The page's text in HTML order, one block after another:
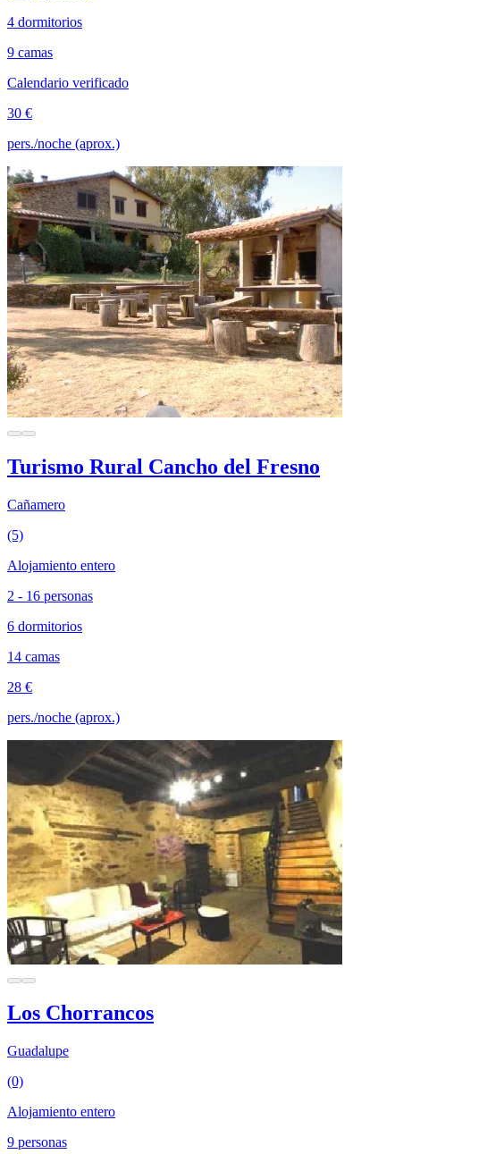
4 dormitorios
9 camas
Calendario verificado
30 €
pers./noche (aprox.)
Turismo Rural Cancho del Fresno
Cañamero
(5)
Alojamiento entero
2 - 16 personas
6 dormitorios
14 camas
28 €
pers./noche (aprox.)
Los Chorrancos
Guadalupe
(0)
Alojamiento entero
9 personas